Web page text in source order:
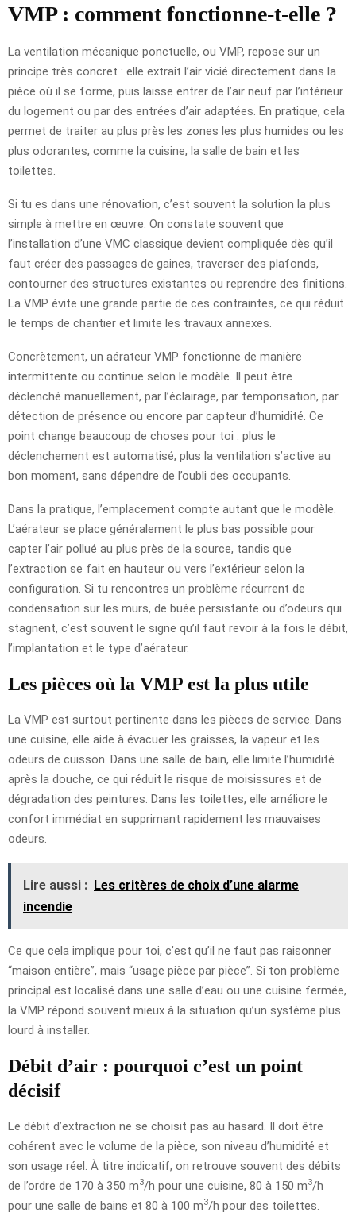
VMP : comment fonctionne-t-elle ?
La ventilation mécanique ponctuelle, ou VMP, repose sur un
principe très concret : elle extrait l’air vicié directement dans la
pièce où il se forme, puis laisse entrer de l’air neuf par l’intérieur
du logement ou par des entrées d’air adaptées. En pratique, cela
permet de traiter au plus près les zones les plus humides ou les
plus odorantes, comme la cuisine, la salle de bain et les
toilettes.
Si tu es dans une rénovation, c’est souvent la solution la plus
simple à mettre en œuvre. On constate souvent que
l’installation d’une VMC classique devient compliquée dès qu’il
faut créer des passages de gaines, traverser des plafonds,
contourner des structures existantes ou reprendre des finitions.
La VMP évite une grande partie de ces contraintes, ce qui réduit
le temps de chantier et limite les travaux annexes.
Concrètement, un aérateur VMP fonctionne de manière
intermittente ou continue selon le modèle. Il peut être
déclenché manuellement, par l’éclairage, par temporisation, par
détection de présence ou encore par capteur d’humidité. Ce
point change beaucoup de choses pour toi : plus le
déclenchement est automatisé, plus la ventilation s’active au
bon moment, sans dépendre de l’oubli des occupants.
Dans la pratique, l’emplacement compte autant que le modèle.
L’aérateur se place généralement le plus bas possible pour
capter l’air pollué au plus près de la source, tandis que
l’extraction se fait en hauteur ou vers l’extérieur selon la
configuration. Si tu rencontres un problème récurrent de
condensation sur les murs, de buée persistante ou d’odeurs qui
stagnent, c’est souvent le signe qu’il faut revoir à la fois le débit,
l’implantation et le type d’aérateur.
Les pièces où la VMP est la plus utile
La VMP est surtout pertinente dans les pièces de service. Dans
une cuisine, elle aide à évacuer les graisses, la vapeur et les
odeurs de cuisson. Dans une salle de bain, elle limite l’humidité
après la douche, ce qui réduit le risque de moisissures et de
dégradation des peintures. Dans les toilettes, elle améliore le
confort immédiat en supprimant rapidement les mauvaises
odeurs.
Lire aussi : Les critères de choix d’une alarme
incendie
Ce que cela implique pour toi, c’est qu’il ne faut pas raisonner
“maison entière”, mais “usage pièce par pièce”. Si ton problème
principal est localisé dans une salle d’eau ou une cuisine fermée,
la VMP répond souvent mieux à la situation qu’un système plus
lourd à installer.
Débit d’air : pourquoi c’est un point
décisif
Le débit d’extraction ne se choisit pas au hasard. Il doit être
cohérent avec le volume de la pièce, son niveau d’humidité et
son usage réel. À titre indicatif, on retrouve souvent des débits
de l’ordre de 170 à 350 m3/h pour une cuisine, 80 à 150 m3/h
pour une salle de bains et 80 à 100 m3/h pour des toilettes.